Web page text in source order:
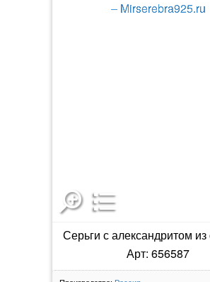
Серьги с александритом
Арт: 656587